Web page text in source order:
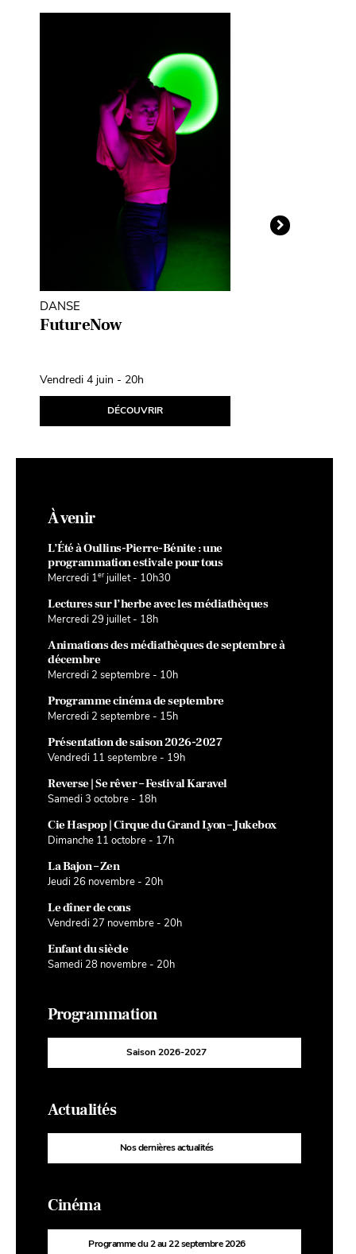
DANSE
FutureNow
Vendredi 4 juin - 20h
DÉCOUVRIR
À venir
L’Été à Oullins-Pierre-Bénite : une
programmation estivale pour tous
Mercredi 1er juillet - 10h30
Lectures sur l’herbe avec les médiathèques
Mercredi 29 juillet - 18h
Animations des médiathèques de septembre à
décembre
Mercredi 2 septembre - 10h
Programme cinéma de septembre
Mercredi 2 septembre - 15h
Présentation de saison 2026-2027
Vendredi 11 septembre - 19h
Reverse | Se rêver – Festival Karavel
Samedi 3 octobre - 18h
Cie Haspop | Cirque du Grand Lyon – Jukebox
Dimanche 11 octobre - 17h
La Bajon – Zen
Jeudi 26 novembre - 20h
Le dîner de cons
Vendredi 27 novembre - 20h
Enfant du siècle
Samedi 28 novembre - 20h
Programmation
Saison 2026-2027
Actualités
Nos dernières actualités
Cinéma
Programme du 2 au 22 septembre 2026